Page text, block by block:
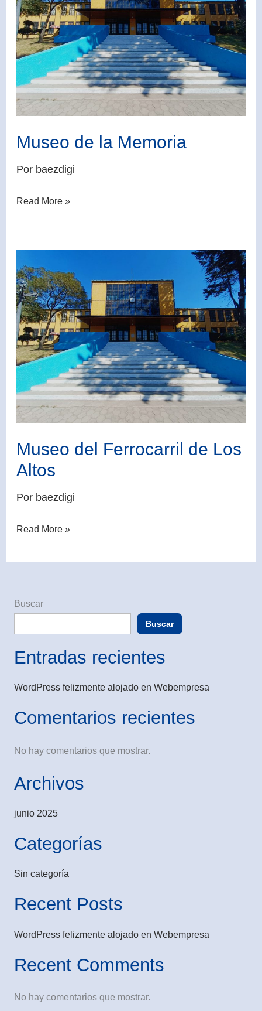
Museo de la Memoria
Por baezdigi
Read More »
Museo del Ferrocarril de Los
Altos
Por baezdigi
del
Ferrocarril
de
Los
Altos
Read More »
Buscar
Buscar
Entradas recientes
WordPress felizmente alojado en Webempresa
Comentarios recientes
No hay comentarios que mostrar.
Archivos
junio 2025
Categorías
Sin categoría
Recent Posts
WordPress felizmente alojado en Webempresa
Recent Comments
No hay comentarios que mostrar.